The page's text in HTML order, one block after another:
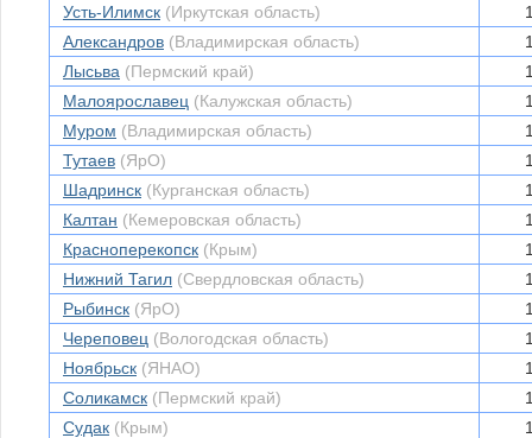
Усть-Илимск (Иркутская область)
Александров (Владимирская область)
Лысьва (Пермский край)
Малоярославец (Калужская область)
Муром (Владимирская область)
Тутаев (ЯрО)
Шадринск (Курганская область)
Калтан (Кемеровская область)
Красноперекопск (Крым)
Нижний Тагил (Свердловская область)
Рыбинск (ЯрО)
Череповец (Вологодская область)
Ноябрьск (ЯНАО)
Соликамск (Пермский край)
Судак (Крым)